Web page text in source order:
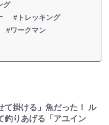
グ
#トレッキング
#ワークマン
て掛ける」魚だった！ ル
釣りあげる「アユイン